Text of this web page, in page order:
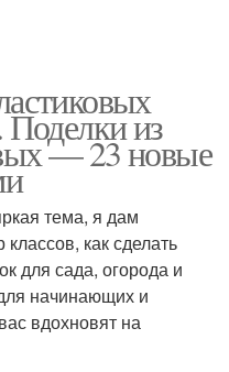
Поделки из
— 23 новые
тема, я дам
как сделать
для сада, огорода и
начинающих и
вдохновят на